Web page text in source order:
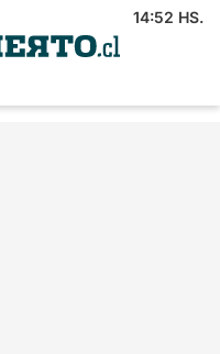
14:52 HS.